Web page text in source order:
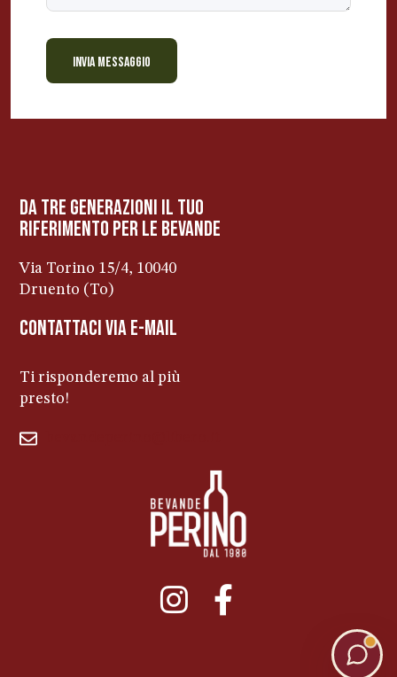
INVIA MESSAGGIO
da tre generazioni il tuo
riferimento per le bevanDe
Via Torino 15/4, 10040
Druento (To)
contattaci via e-mail
Ti risponderemo al più
presto!
011ENTERPRISE.COM